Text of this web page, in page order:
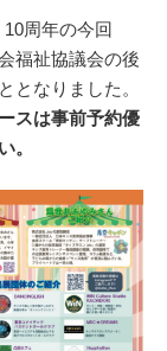
周年の今回
福祉協議会の後
となりました。
スは事前予約優
。